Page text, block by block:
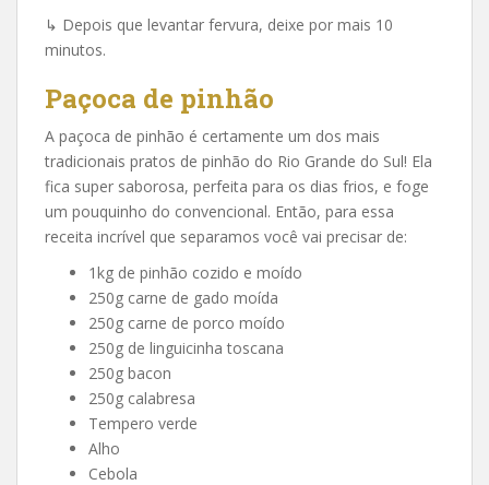
↳ Depois que levantar fervura, deixe por mais 10
minutos.
Paçoca de pinhão
A paçoca de pinhão é certamente um dos mais
tradicionais pratos de pinhão do Rio Grande do Sul! Ela
fica super saborosa, perfeita para os dias frios, e foge
um pouquinho do convencional. Então, para essa
receita incrível que separamos você vai precisar de:
1kg de pinhão cozido e moído
250g carne de gado moída
250g carne de porco moído
250g de linguicinha toscana
250g bacon
250g calabresa
Tempero verde
Alho
Cebola